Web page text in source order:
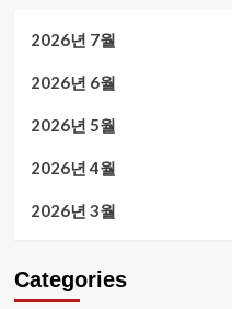
2026년 7월
2026년 6월
2026년 5월
2026년 4월
2026년 3월
Categories